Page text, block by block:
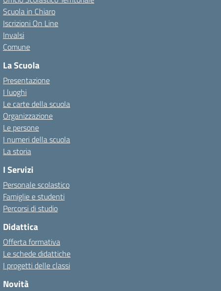
Scuola in Chiaro
Iscrizioni On Line
Invalsi
Comune
La Scuola
Presentazione
I luoghi
Le carte della scuola
Organizzazione
Le persone
I numeri della scuola
La storia
I Servizi
Personale scolastico
Famiglie e studenti
Percorsi di studio
Didattica
Offerta formativa
Le schede didattiche
I progetti delle classi
Novità